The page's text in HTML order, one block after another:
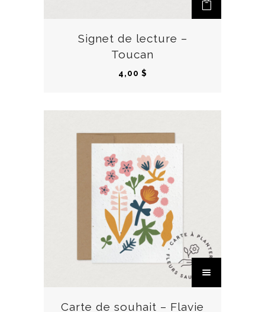
Signet de lecture –
Toucan
4,00 $
Carte de souhait – Flavie
C
e
p